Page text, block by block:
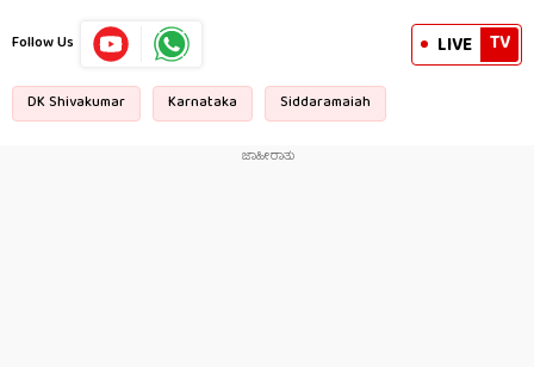
Follow Us LIVE TV
DK Shivakumar Karnataka Siddaramaiah